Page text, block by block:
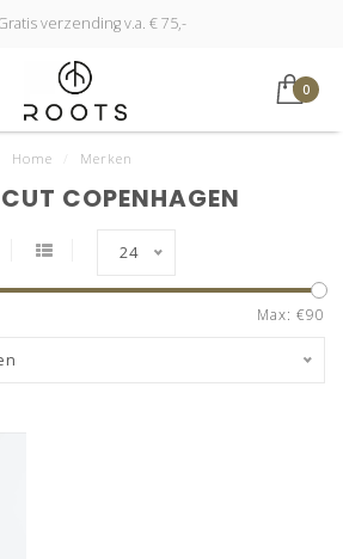
verzending v.a. € 75,-
0
Home Merken
COPENHAGEN
24
Max: €90